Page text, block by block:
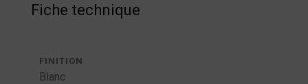
Fiche technique
FINITION
Blanc